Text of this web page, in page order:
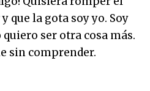
que la gota soy yo. Soy
ser otra cosa más.
sin comprender.